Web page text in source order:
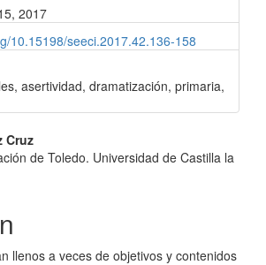
2017
10.15198/seeci.2017.42.136-158
asertividad, dramatización, primaria,
Cruz
de Toledo. Universidad de Castilla la
llenos a veces de objetivos y contenidos